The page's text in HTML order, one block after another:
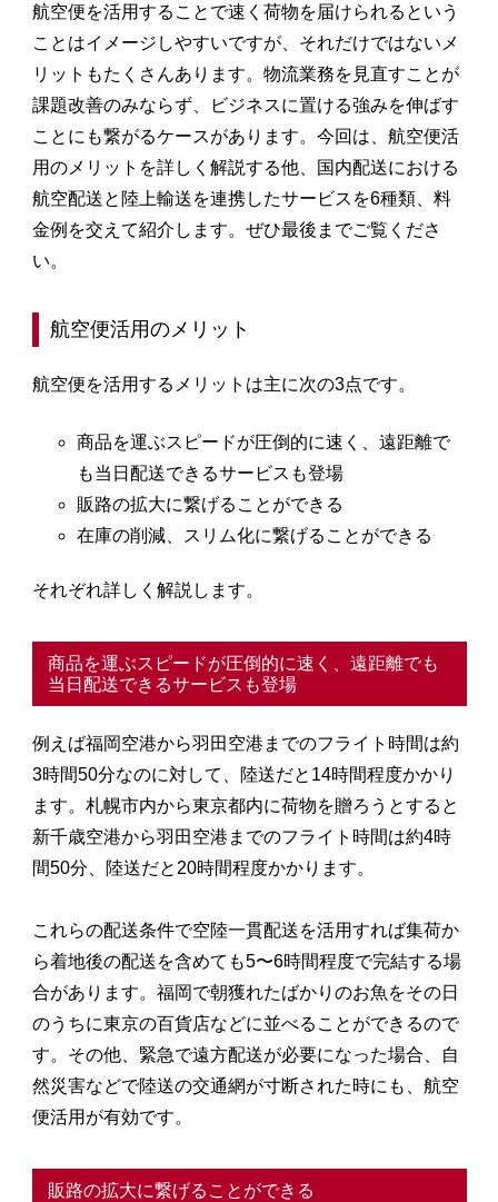
航空便を活用することで速く荷物を届けられるという
ことはイメージしやすいですが、それだけではないメ
リットもたくさんあります。物流業務を見直すことが
課題改善のみならず、ビジネスに置ける強みを伸ばす
ことにも繋がるケースがあります。今回は、航空便活
用のメリットを詳しく解説する他、国内配送における
航空配送と陸上輸送を連携したサービスを6種類、料
金例を交えて紹介します。ぜひ最後までご覧くださ
い。
航空便活用のメリット
航空便を活用するメリットは主に次の3点です。
商品を運ぶスピードが圧倒的に速く、遠距離で
も当日配送できるサービスも登場
販路の拡大に繋げることができる
在庫の削減、スリム化に繋げることができる
それぞれ詳しく解説します。
商品を運ぶスピードが圧倒的に速く、遠距離でも
当日配送できるサービスも登場
例えば福岡空港から羽田空港までのフライト時間は約
3時間50分なのに対して、陸送だと14時間程度かかり
ます。札幌市内から東京都内に荷物を贈ろうとすると
新千歳空港から羽田空港までのフライト時間は約4時
間50分、陸送だと20時間程度かかります。
これらの配送条件で空陸一貫配送を活用すれば集荷か
ら着地後の配送を含めても5〜6時間程度で完結する場
合があります。福岡で朝獲れたばかりのお魚をその日
のうちに東京の百貨店などに並べることができるので
す。その他、緊急で遠方配送が必要になった場合、自
然災害などで陸送の交通網が寸断された時にも、航空
便活用が有効です。
販路の拡大に繋げることができる